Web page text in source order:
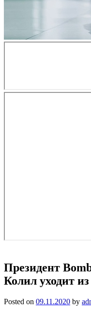
Президент
Колил уходит
Posted on 09.11.2020 by